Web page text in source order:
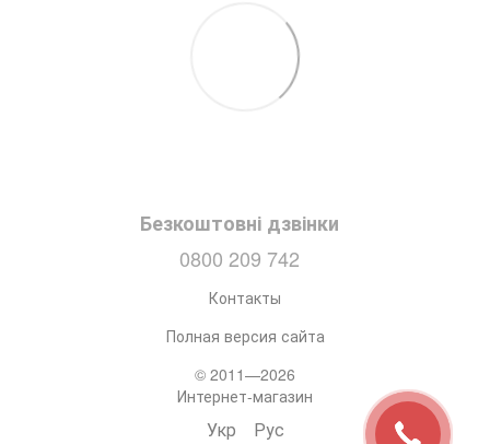
Безкоштовні дзвінки
0800 209 742
Контакты
Полная версия сайта
© 2011—2026
Интернет-магазин
Укр Рус